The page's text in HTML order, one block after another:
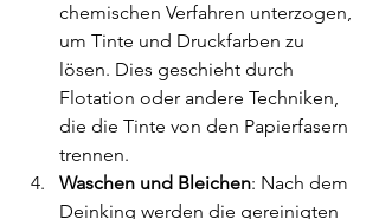
chemischen Verfahren unterzogen,
um Tinte und Druckfarben zu
lösen. Dies geschieht durch
Flotation oder andere Techniken,
die die Tinte von den Papierfasern
trennen.
Waschen und Bleichen: Nach dem
Deinking werden die gereinigten